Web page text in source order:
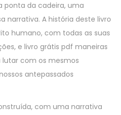
ponta da cadeira, uma
narrativa. A história deste livro
humano, com todas as suas
e livro grátis pdf maneiras
com os mesmos
antepassados
com uma narrativa